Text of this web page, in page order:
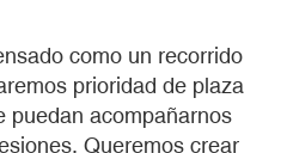
como un recorrido
prioridad de plaza
puedan acompañarnos
Queremos crear